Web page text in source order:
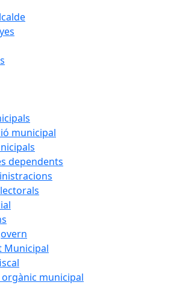
municipal
dependents
Municipal
municipal